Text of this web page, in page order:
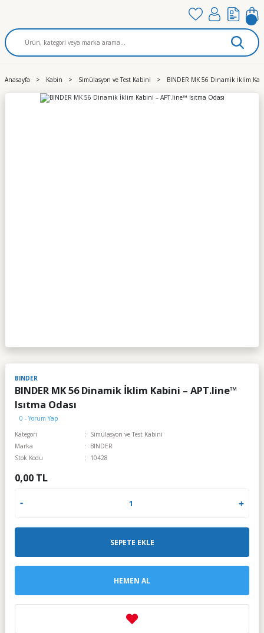
Anasayfa Kabin Simülasyon ve Test Kabini BINDER MK 56 Dinamik İklim
BINDER
BINDER MK 56 Dinamik İklim Kabini – APT.line™
Isıtma Odası
0 - Yorum Yap
Kategori
Simülasyon ve Test Kabini
Marka
BINDER
Stok Kodu
10428
0,00 TL
SEPETE EKLE
HEMEN AL